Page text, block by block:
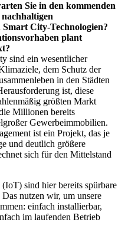
Sie in den kommenden
Smart City-Technologien?
plant
sind ein wesentlicher
dem Schutz der
in den Städten
ist, diese
größten Markt
Millionen bereits
Gewerbeimmobilien.
ist ein Projekt, das je
und deutlich größere
sich für den Mittelstand
sind hier bereits spürbare
nutzen wir, um unsere
einfach installierbar,
im laufenden Betrieb